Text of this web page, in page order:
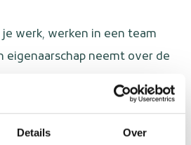
Details Over
werk, werken in een team
eigenaarschap neemt over de
uitgeruste mobiele